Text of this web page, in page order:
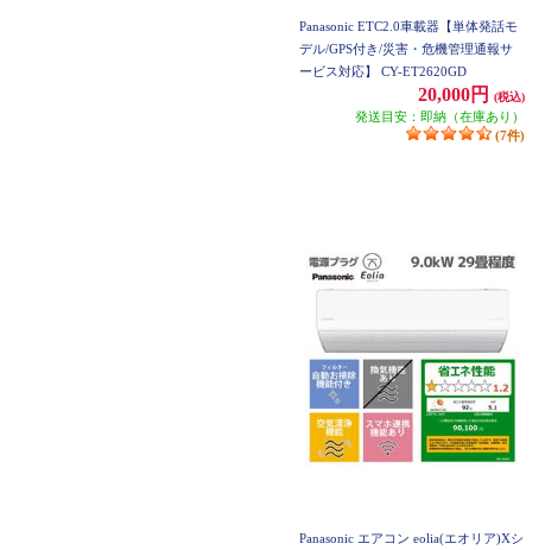
Panasonic ETC2.0車載器【単体発話モ
デル/GPS付き/災害・危機管理通報サ
ービス対応】 CY-ET2620GD
20,000円 (税込)
発送目安：即納（在庫あり）
(7件)
Panasonic エアコン eolia(エオリア)Xシ